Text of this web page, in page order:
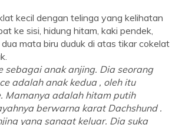
sebagai anak anjing. Dia seorang
adalah anak kedua , oleh itu
Mamanya adalah hitam putih
berwarna karat Dachshund .
yang sangat keluar. Dia suka